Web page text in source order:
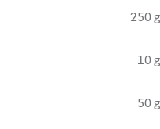
250 g
10 g
50 g